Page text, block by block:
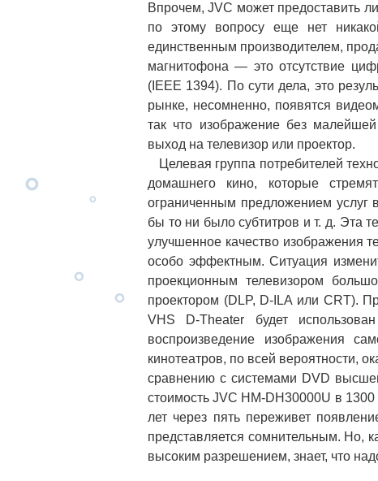
Впрочем, JVC может предоставить
по этому вопросу еще нет
единственным производителем,
магнитофона — это отсутствие
(IEEE 1394). По сути дела, это
рынке, несомненно, появятся
так что изображение без
выход на телевизор или проектор.
Целевая группа потребителей
домашнего кино, которые
ограниченным предложением услуг
бы то ни было субтитров и т. д. Эта
улучшенное качество изображения
особо эффектным. Ситуация
проекционным телевизором
проектором (DLP, D-ILA или CRT).
VHS D-Theater будет
воспроизведение изображения
кинотеатров, по всей вероятности,
сравнению с системами DVD
стоимость JVC HM-DH30000U в
лет через пять переживет
представляется сомнительным. Но,
высоким разрешением, знает, что